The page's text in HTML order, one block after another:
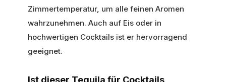
Zimmertemperatur, um alle feinen Aromen
wahrzunehmen. Auch auf Eis oder in
hochwertigen Cocktails ist er hervorragend
geeignet.
Ist dieser Tequila für Cocktails